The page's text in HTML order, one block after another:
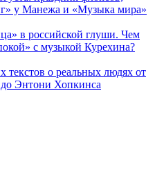
у Манежа и «Музыка мира»
в российской глуши. Чем
с музыкой Курехина?
текстов о реальных людях от
Энтони Хопкинса